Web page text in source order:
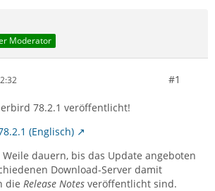
Moderator
#1
78.2.1 veröffentlicht!
(Englisch)
Weile dauern, bis das Update angeboten
Download-Server damit
die Release Notes veröffentlicht sind.